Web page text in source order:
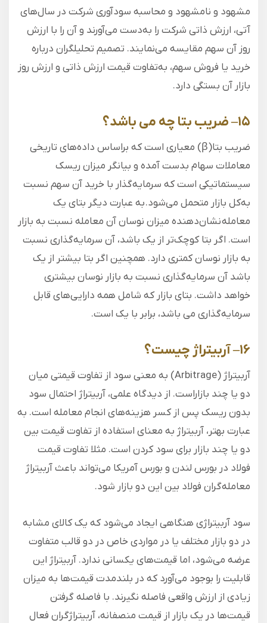
مشهود و نامشهود و محاسبه سودآوری شرکت‌ در سال‌های
آتی، ارزش ذاتی شرکت را به‌دست می‌آورند و آن را با ارزش
روز آن سهم مقایسه می‌نمایند. تصمیم تحلیلگران درباره
خرید یا فروش سهم، به‌تفاوت قیمت ارزش ذاتی و ارزش روز
بازار آن بستگی دارد.
۱۵–ضریب بتا چه می باشد؟
ضریب بتا(β) معیاری است که براساس داده‌های تاریخی
معاملات سهام بدست آمده و بیانگر میزان ریسک
سیستماتیکی است که سرمایه‌گذار با خرید آن سهم نسبت
به‌کل بازار متحمل می‌شود. به عبارت دیگر بتای یک
معامله نشان‌دهنده‌ میزان نوسان آن معامله نسبت به بازار
است. اگر بتا کوچک‌تر از یک باشد، آن سرمایه‌گذاری نسبت
به بازار نوسان کمتری دارد. همچنین اگر بتا بیشتر از یک
باشد آن سرمایه‌گذاری نسبت به بازار نوسان بیشتری
خواهد داشت. بتای بازار که شامل همه دارایی‌های قابل
سرمایه‌گذاری می باشد، برابر با یک است.
۱۶–آربیتراژ چیست؟
آربیتراژ (Arbitrage) به معنی سود از تفاوت قیمتی میان
دو یا چند بازاراست. از دیدگاه علمی، آربیتراژ احتمال سود
بدون ریسک پس از کسر هزینه‌های انجام معامله است. به‌
عبارت بهتر، آربیتراژ به معنای استفاده از تفاوت قیمت بین
دو یا چند بازار برای سود کردن است. مثلا تفاوت قیمت
فولاد در بورس لندن و بورس آمریکا می‌تواند باعث آربیتراژ
معامله‌گران فولاد بین این دو بازار شود.
سود آربیتراژی هنگاهی ایجاد می‌شود که یک کالای مشابه
در دو بازار مختلف یا در مواردی خاص در دو قالب متفاوت
عرضه می‌شود، اما قیمت‌های یکسانی ندارد. آربیتراژ این
قابلیت را بوجود می‌آورد که در بلندمدت قیمت‌ها به میزان
زیادی از ارزش واقعی فاصله نگیرند. با فاصله گرفتن
قیمت‌ها در یک بازار از قیمت منصفانه، آربیتراژگران فعال